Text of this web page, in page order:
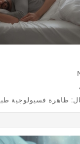
ظاهرة فسيولوجية